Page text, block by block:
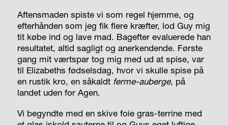
Aftensmaden spiste vi som regel hjemme, og
efterhånden som jeg fik flere kræfter, lod Guy mig
tit købe ind og lave mad. Bagefter evaluerede han
resultatet, altid sagligt og anerkendende. Første
gang mit værtspar tog mig med ud at spise, var
til Elizabeths fødselsdag, hvor vi skulle spise på
en rustik kro, en såkaldt ferme-auberge, på
landet uden for Agen.
Vi begyndte med en skive foie gras-terrine med